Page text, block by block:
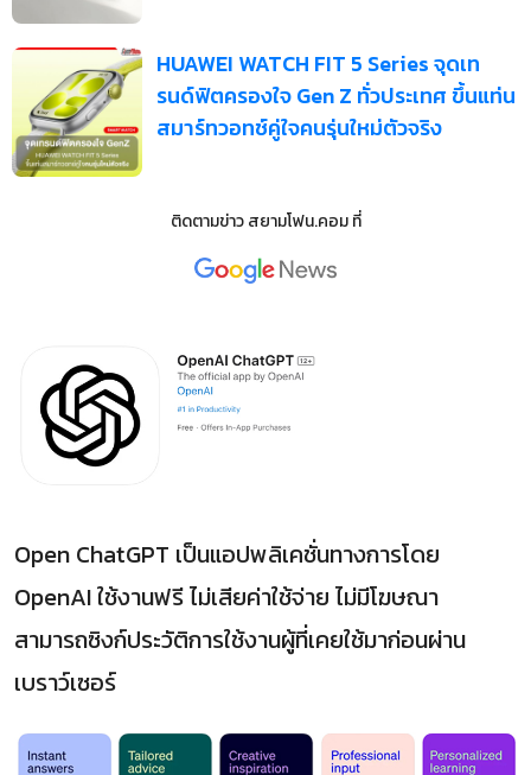
HUAWEI WATCH FIT 5 Series จุดเท
รนด์ฟิตครองใจ Gen Z ทั่วประเทศ ขึ้นแท่น
สมาร์ทวอทช์คู่ใจคนรุ่นใหม่ตัวจริง
ติดตามข่าวสยามโฟน.คอมที่
Open ChatGPT เป็นแอปพลิเคชั่นทางการโดย
OpenAI ใช้งานฟรี ไม่เสียค่าใช้จ่าย ไม่มีโฆษณา
สามารถซิงก์ประวัติการใช้งานผู้ที่เคยใช้มาก่อนผ่าน
เบราว์เซอร์